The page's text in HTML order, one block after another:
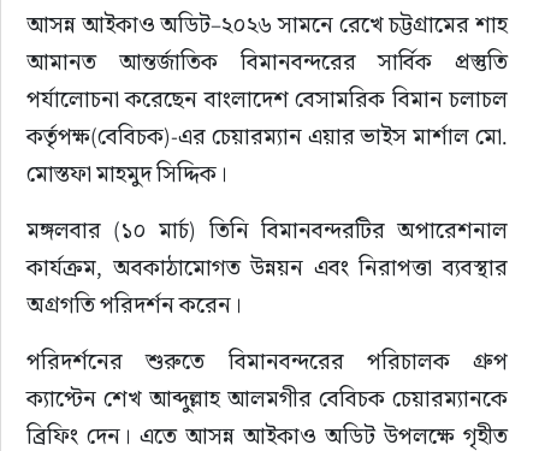
আরও
আসন্ন আইকাও অডিট–২০২৬ সামনে রেখে চট্টগ্রামের শাহ
আমানত আন্তর্জাতিক বিমানবন্দরের সার্বিক প্রস্তুতি
পর্যালোচনা করেছেন বাংলাদেশ বেসামরিক বিমান চলাচল
কর্তৃপক্ষ(বেবিচক)-এর চেয়ারম্যান এয়ার ভাইস মার্শাল মো.
মোস্তফা মাহমুদ সিদ্দিক।
মঙ্গলবার (১০ মার্চ) তিনি বিমানবন্দরটির অপারেশনাল
কার্যক্রম, অবকাঠামোগত উন্নয়ন এবং নিরাপত্তা ব্যবস্থার
অগ্রগতি পরিদর্শন করেন।
পরিদর্শনের শুরুতে বিমানবন্দরের পরিচালক গ্রুপ
ক্যাপ্টেন শেখ আব্দুল্লাহ আলমগীর বেবিচক চেয়ারম্যানকে
ব্রিফিং দেন। এতে আসন্ন আইকাও অডিট উপলক্ষে গৃহীত